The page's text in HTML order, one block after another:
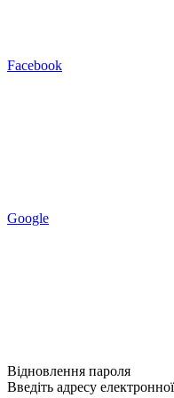
Facebook
Google
Відновлення пароля
Введіть адресу